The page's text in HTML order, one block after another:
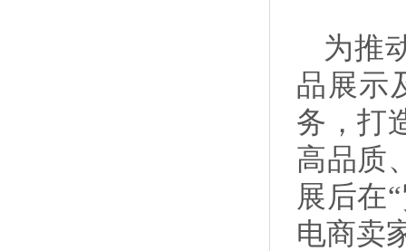
为推
品展示
务，打
高品质
展后在
电商卖